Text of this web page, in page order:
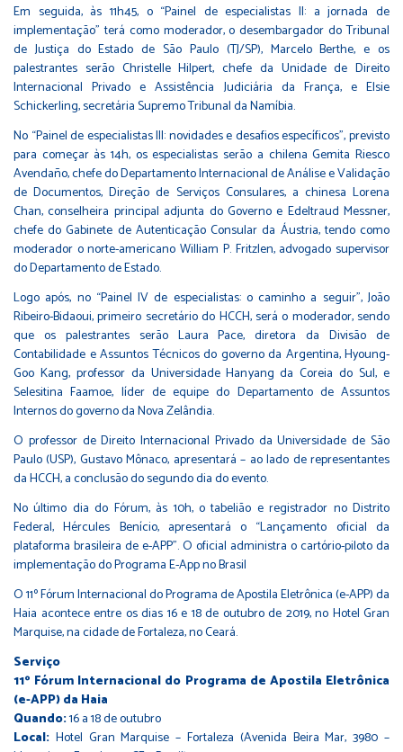
Em seguida, às 11h45, o “Painel de especialistas II: a jornada de
implementação” terá como moderador, o desembargador do Tribunal
de Justiça do Estado de São Paulo (TJ/SP), Marcelo Berthe, e os
palestrantes serão Christelle Hilpert, chefe da Unidade de Direito
Internacional Privado e Assistência Judiciária da França, e Elsie
Schickerling, secretária Supremo Tribunal da Namíbia.
No “Painel de especialistas III: novidades e desafios específicos”, previsto
para começar às 14h, os especialistas serão a chilena Gemita Riesco
Avendaño, chefe do Departamento Internacional de Análise e Validação
de Documentos, Direção de Serviços Consulares, a chinesa Lorena
Chan, conselheira principal adjunta do Governo e Edeltraud Messner,
chefe do Gabinete de Autenticação Consular da Áustria, tendo como
moderador o norte-americano William P. Fritzlen, advogado supervisor
do Departamento de Estado.
Logo após, no “Painel IV de especialistas: o caminho a seguir”, João
Ribeiro-Bidaoui, primeiro secretário do HCCH, será o moderador, sendo
que os palestrantes serão Laura Pace, diretora da Divisão de
Contabilidade e Assuntos Técnicos do governo da Argentina, Hyoung-
Goo Kang, professor da Universidade Hanyang da Coreia do Sul, e
Selesitina Faamoe, líder de equipe do Departamento de Assuntos
Internos do governo da Nova Zelândia.
O professor de Direito Internacional Privado da Universidade de São
Paulo (USP), Gustavo Mônaco, apresentará – ao lado de representantes
da HCCH, a conclusão do segundo dia do evento.
No último dia do Fórum, às 10h, o tabelião e registrador no Distrito
Federal, Hércules Benício, apresentará o “Lançamento oficial da
plataforma brasileira de e-APP”. O oficial administra o cartório-piloto da
implementação do Programa E-App no Brasil
O 11º Fórum Internacional do Programa de Apostila Eletrônica (e-APP) da
Haia acontece entre os dias 16 e 18 de outubro de 2019, no Hotel Gran
Marquise, na cidade de Fortaleza, no Ceará.
Serviço
11º Fórum Internacional do Programa de Apostila Eletrônica
(e-APP) da Haia
Quando:16 a 18 de outubro
Local: Hotel Gran Marquise – Fortaleza (Avenida Beira Mar, 3980 –